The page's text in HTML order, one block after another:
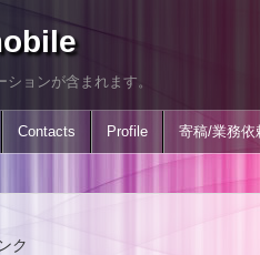
ョンが含まれます。
Contacts Profile 寄稿/業務依
ク